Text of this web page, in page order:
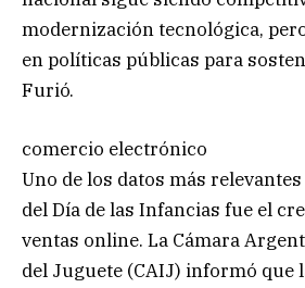
modernización tecnológica,
en políticas públicas para
Furió.
comercio electrónico
Uno de los datos más
del Día de las Infancias fue el
ventas online. La Cámara
del Juguete (CAIJ) informó que